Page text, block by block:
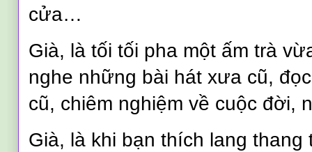
cửa…
Già, là tối tối pha một ấm trà
nghe những bài hát xưa cũ,
cũ, chiêm nghiệm về cuộc đời,
Già, là khi bạn thích lang